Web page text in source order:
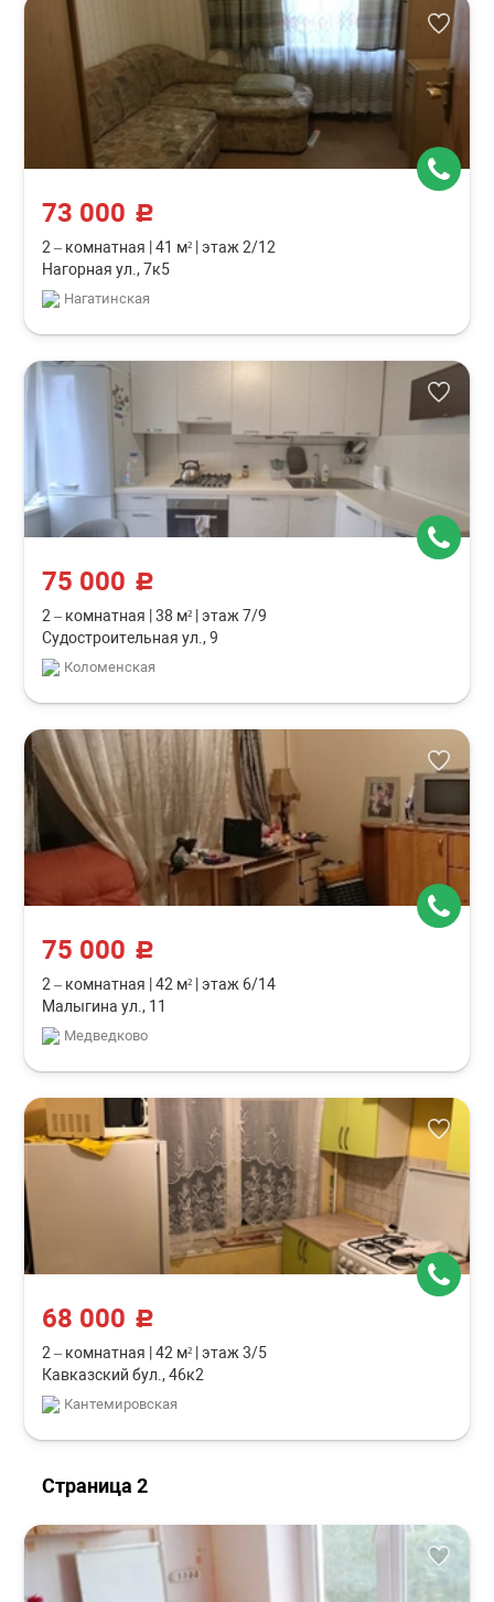
73 000 c
2 – комнатная 41 м² этаж 2/12
Нагорная ул., 7к5
Нагатинская
75 000 c
2 – комнатная 38 м² этаж 7/9
Судостроительная ул., 9
Коломенская
75 000 c
2 – комнатная 42 м² этаж 6/14
Малыгина ул., 11
Медведково
68 000 c
2 – комнатная 42 м² этаж 3/5
Кавказский бул., 46к2
Кантемировская
Страница 2